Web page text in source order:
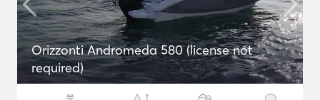
Orizzonti Andromeda 580 (license not
required)